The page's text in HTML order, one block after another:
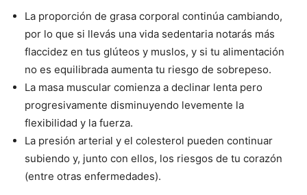
La proporción de grasa corporal continúa cambiando,
por lo que si llevás una vida sedentaria notarás más
flaccidez en tus glúteos y muslos, y si tu alimentación
no es equilibrada aumenta tu riesgo de sobrepeso.
La masa muscular comienza a declinar lenta pero
progresivamente disminuyendo levemente la
flexibilidad y la fuerza.
La presión arterial y el colesterol pueden continuar
subiendo y, junto con ellos, los riesgos de tu corazón
(entre otras enfermedades).